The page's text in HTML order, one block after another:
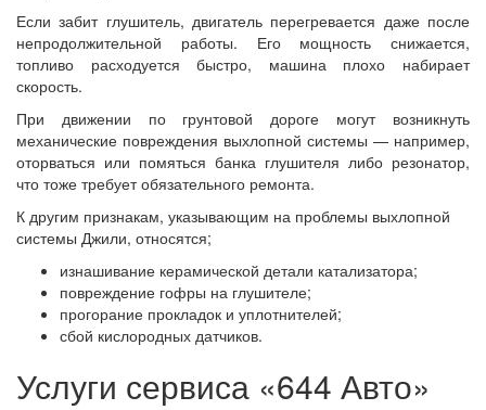
Если забит глушитель, двигатель перегревается даже после
непродолжительной работы. Его мощность снижается,
топливо расходуется быстро, машина плохо набирает
скорость.
При движении по грунтовой дороге могут возникнуть
механические повреждения выхлопной системы — например,
оторваться или помяться банка глушителя либо резонатор,
что тоже требует обязательного ремонта.
К другим признакам, указывающим на проблемы выхлопной
системы Джили, относятся;
изнашивание керамической детали катализатора;
повреждение гофры на глушителе;
прогорание прокладок и уплотнителей;
сбой кислородных датчиков.
Услуги сервиса «644 Авто»